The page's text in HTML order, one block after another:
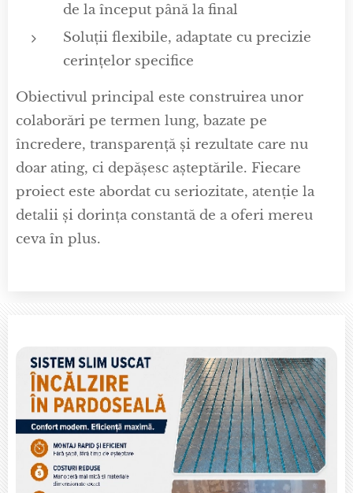
de la început până la final
Soluții flexibile, adaptate cu precizie
cerințelor specifice
Obiectivul principal este construirea unor
colaborări pe termen lung, bazate pe
încredere, transparență și rezultate care nu
doar ating, ci depășesc așteptările. Fiecare
proiect este abordat cu seriozitate, atenție la
detalii și dorința constantă de a oferi mereu
ceva în plus.